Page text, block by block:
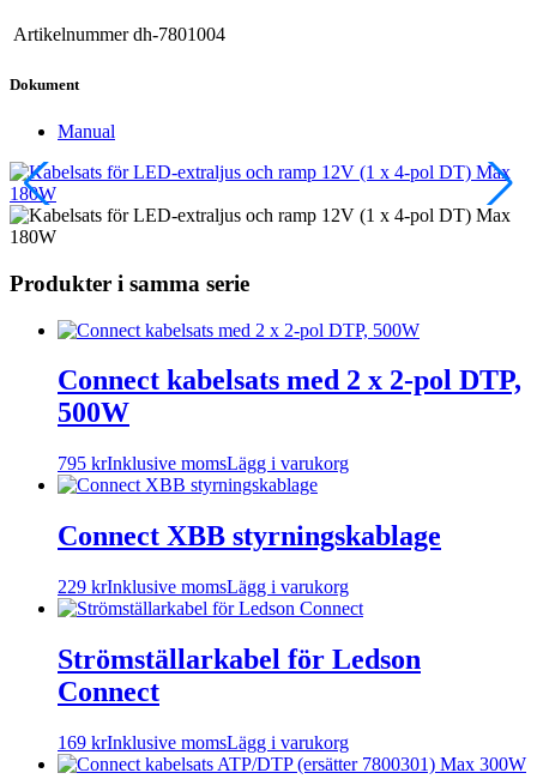
Artikelnummer dh-7801004
Dokument
Manual
Produkter i samma serie
Connect kabelsats med 2 x 2-pol DTP,
500W
795 krInklusive momsLägg i varukorg
Connect XBB styrningskablage
229 krInklusive momsLägg i varukorg
Strömställarkabel för Ledson
Connect
169 krInklusive momsLägg i varukorg